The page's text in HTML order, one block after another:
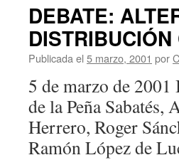
DEBATE:
Publicada el 5 marzo, 2001 por
5 de marzo de
de la Peña
Herrero, Roger
Ramón López de